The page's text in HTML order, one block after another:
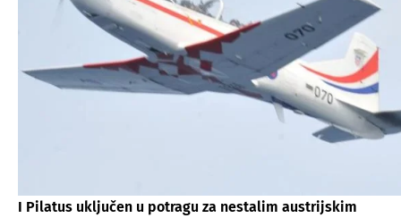
I Pilatus uključen u potragu za nestalim austrijskim